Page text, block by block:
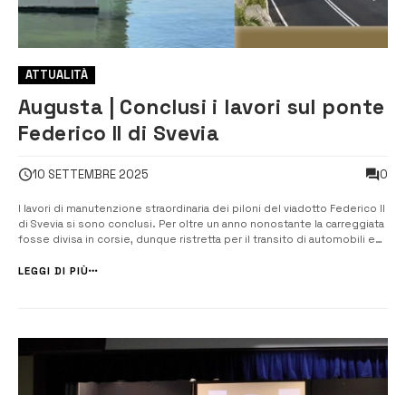
ATTUALITÀ
Augusta | Conclusi i lavori sul ponte
Federico II di Svevia
10 SETTEMBRE 2025 0
I lavori di manutenzione straordinaria dei piloni del viadotto Federico II
di Svevia si sono conclusi. Per oltre un anno nonostante la carreggiata
fosse divisa in corsie, dunque ristretta per il transito di automobili e
veicolare. I progetto di rifacimento strutturale di tredi...
LEGGI DI PIÙ